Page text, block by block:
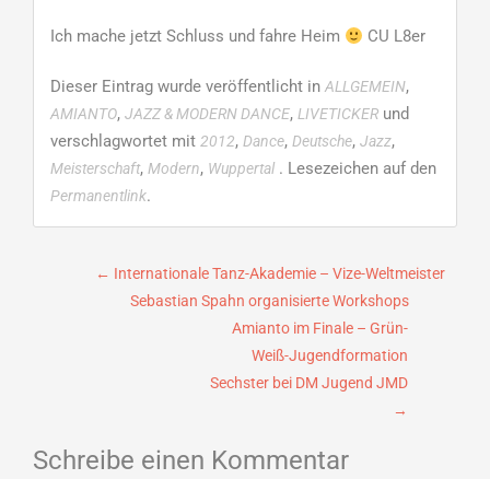
Ich mache jetzt Schluss und fahre Heim CU L8er
Dieser Eintrag wurde veröffentlicht in ALLGEMEIN,
AMIANTO, JAZZ & MODERN DANCE, LIVETICKER und
verschlagwortet mit 2012, Dance, Deutsche, Jazz,
Meisterschaft, Modern, Wuppertal . Lesezeichen auf den
Permanentlink.
Beitragsnavigation
← Internationale Tanz-Akademie – Vize-Weltmeister
Sebastian Spahn organisierte Workshops
Amianto im Finale – Grün-
Weiß-Jugendformation
Sechster bei DM Jugend JMD
→
Schreibe einen Kommentar